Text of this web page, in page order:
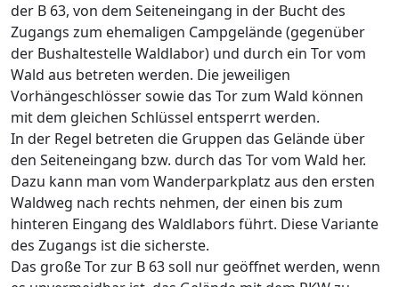
der B 63, von dem Seiteneingang in der Bucht des
Zugangs zum ehemaligen Campgelände (gegenüber
der Bushaltestelle Waldlabor) und durch ein Tor vom
Wald aus betreten werden. Die jeweiligen
Vorhängeschlösser sowie das Tor zum Wald können
mit dem gleichen Schlüssel entsperrt werden.
In der Regel betreten die Gruppen das Gelände über
den Seiteneingang bzw. durch das Tor vom Wald her.
Dazu kann man vom Wanderparkplatz aus den ersten
Waldweg nach rechts nehmen, der einen bis zum
hinteren Eingang des Waldlabors führt. Diese Variante
des Zugangs ist die sicherste.
Das große Tor zur B 63 soll nur geöffnet werden, wenn